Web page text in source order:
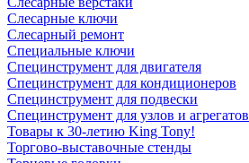
Слесарные ключи
Слесарный ремонт
Специальные ключи
Специнструмент для двигателя
Специнструмент для кондиционеров
Специнструмент для подвески
Специнструмент для узлов и агрегатов
Товары к 30-летию King Tony!
Торгово-выставочные стенды